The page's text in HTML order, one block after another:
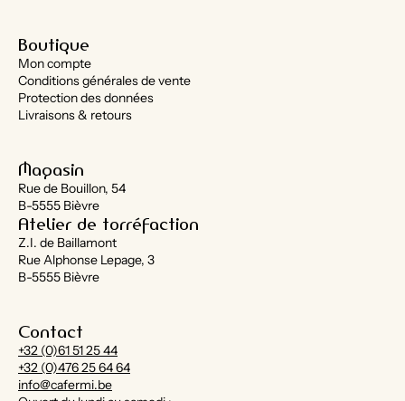
Boutique
Mon compte
Conditions générales de vente
Protection des données
Livraisons & retours
Magasin
Rue de Bouillon, 54
B-5555 Bièvre
Atelier de torréfaction
Z.I. de Baillamont
Rue Alphonse Lepage, 3
B-5555 Bièvre
Contact
+32 (0)61 51 25 44
+32 (0)476 25 64 64
info@cafermi.be